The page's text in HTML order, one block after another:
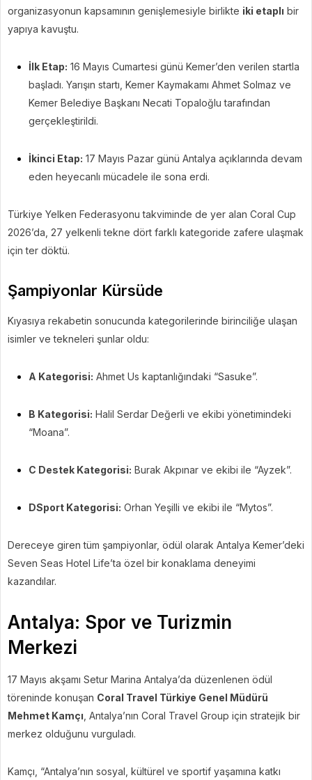
organizasyonun kapsamının genişlemesiyle birlikte iki etaplı bir
yapıya kavuştu.
İlk Etap: 16 Mayıs Cumartesi günü Kemer’den verilen startla
başladı. Yarışın startı, Kemer Kaymakamı Ahmet Solmaz ve
Kemer Belediye Başkanı Necati Topaloğlu tarafından
gerçekleştirildi.
İkinci Etap: 17 Mayıs Pazar günü Antalya açıklarında devam
eden heyecanlı mücadele ile sona erdi.
Türkiye Yelken Federasyonu takviminde de yer alan Coral Cup
2026’da, 27 yelkenli tekne dört farklı kategoride zafere ulaşmak
için ter döktü.
Şampiyonlar Kürsüde
Kıyasıya rekabetin sonucunda kategorilerinde birinciliğe ulaşan
isimler ve tekneleri şunlar oldu:
A Kategorisi: Ahmet Us kaptanlığındaki “Sasuke”.
B Kategorisi: Halil Serdar Değerli ve ekibi yönetimindeki
“Moana”.
C Destek Kategorisi: Burak Akpınar ve ekibi ile “Ayzek”.
DSport Kategorisi: Orhan Yeşilli ve ekibi ile “Mytos”.
Dereceye giren tüm şampiyonlar, ödül olarak Antalya Kemer’deki
Seven Seas Hotel Life’ta özel bir konaklama deneyimi
kazandılar.
Antalya: Spor ve Turizmin
Merkezi
17 Mayıs akşamı Setur Marina Antalya’da düzenlenen ödül
töreninde konuşan Coral Travel Türkiye Genel Müdürü
Mehmet Kamçı , Antalya’nın Coral Travel Group için stratejik bir
merkez olduğunu vurguladı.
Kamçı, “Antalya’nın sosyal, kültürel ve sportif yaşamına katkı